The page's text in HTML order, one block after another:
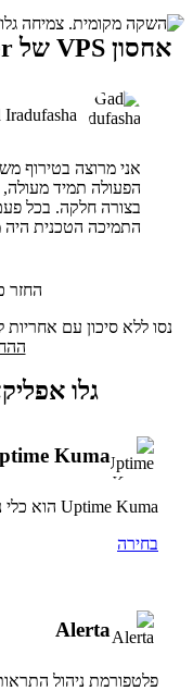
אחסון VPS של Docker שאפשר לסמוך עליו
Iradufasha
הפעולה תמיד
בצורה חלקה. בכל
התמיכה הטכנית היה
החזר
נסו ללא סיכון עם אחריות להחזר
גלו
Kuma
Uptime Kuma הוא כלי ניטור יפהפה באחסון עצמי
בחירה
Alerta
פלטפורמת ניהול